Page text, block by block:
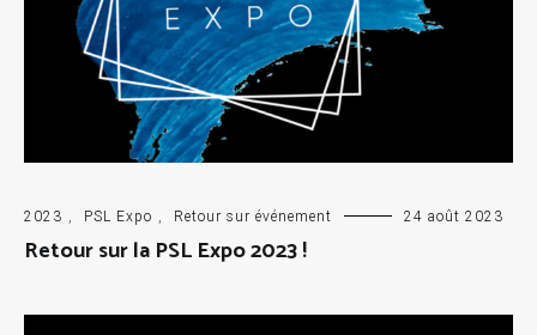
2023 , PSL Expo , Retour sur événement 24 août 2023
Retour sur la PSL Expo 2023 !